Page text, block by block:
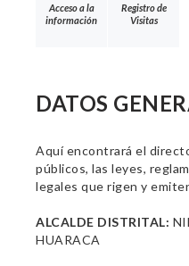
Acceso a la
información
Registro de
Visitas
DATOS
Aquí encontrará el
públicos, las leyes,
legales que rigen y
ALCALDE DISTRITAL:
HUARACA